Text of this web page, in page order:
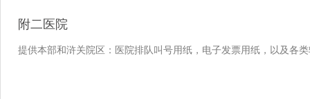
附二医院
提供本部和浒关院区：医院排队叫号用纸，电子发票用纸，以及各